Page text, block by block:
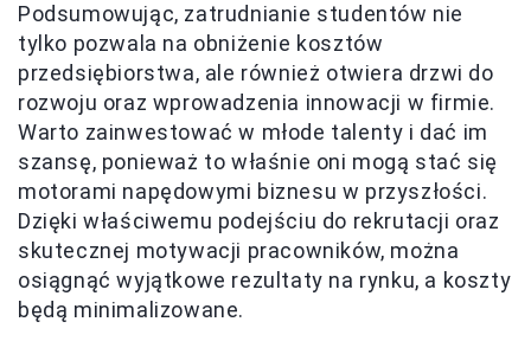
Podsumowując, zatrudnianie studentów nie
tylko pozwala na obniżenie kosztów
przedsiębiorstwa, ale również otwiera drzwi do
rozwoju oraz wprowadzenia innowacji w firmie.
Warto zainwestować w młode talenty i dać im
szansę, ponieważ to właśnie oni mogą stać się
motorami napędowymi biznesu w przyszłości.
Dzięki właściwemu podejściu do rekrutacji oraz
skutecznej motywacji pracowników, można
osiągnąć wyjątkowe rezultaty na rynku, a koszty
będą minimalizowane.